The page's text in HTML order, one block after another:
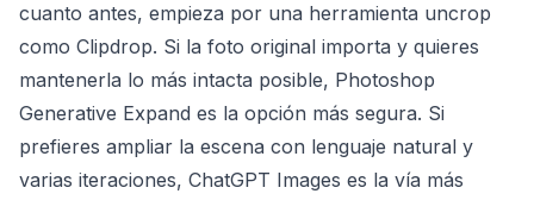
cuanto antes, empieza por una herramienta uncrop
como Clipdrop. Si la foto original importa y quieres
mantenerla lo más intacta posible, Photoshop
Generative Expand es la opción más segura. Si
prefieres ampliar la escena con lenguaje natural y
varias iteraciones, ChatGPT Images es la vía más